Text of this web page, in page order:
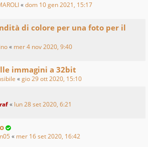
«dom 10 gen 2021, 15:17
di colore per una foto per il
« mer 4 nov 2020, 9:40
immagini a 32bit
«gio 29 ott 2020, 15:10
« lun 28 set 2020, 6:21
« mer 16 set 2020, 16:42